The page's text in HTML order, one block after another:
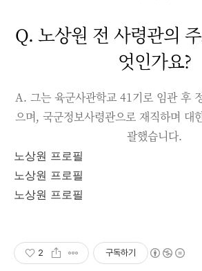
Q. 노상원 전 사령관의
엇인가요?
A. 그는 육군사관학교 41기로 임관 후
으며, 국군정보사령관으로 재직하며 대
괄했습니다.
노상원 프로필
노상원 프로필
노상원 프로필
2 구독하기